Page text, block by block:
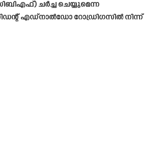
ചർച്ച ചെയ്യുമെന്ന
എഡ്നാൽഡോ റോഡ്രിഗസിൽ നിന്ന്